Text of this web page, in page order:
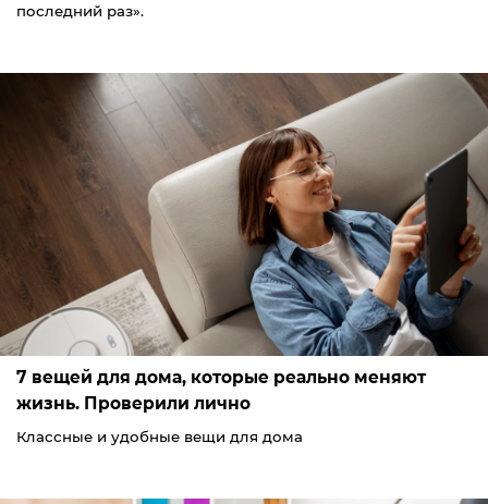
последний раз».
7 вещей для дома, которые реально меняют
жизнь. Проверили лично
Классные и удобные вещи для дома